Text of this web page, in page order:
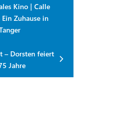
Kino | Calle
Zuhause in
– Dorsten feiert
Jahre